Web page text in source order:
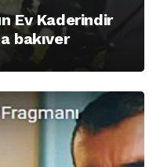
Ev Kaderindir
bakıver